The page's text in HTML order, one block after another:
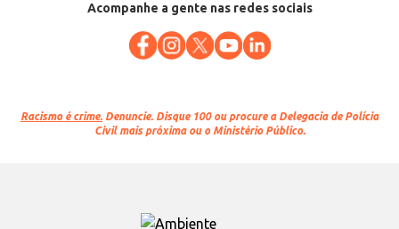
Acompanhe a gente nas redes sociais
Racismo é crime. Denuncie. Disque 100 ou procure a Delegacia de Polícia
Civil mais próxima ou o Ministério Público.